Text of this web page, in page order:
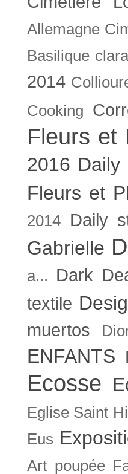
Allemagne
Basilique clara
2014
Cooking
Fleurs et
2016 Daily
Fleurs et
2014
Daily
Gabrielle
a... Dark
textile
muertos
ENFANTS
Ecosse
Eglise Saint
Eus
Art poupée